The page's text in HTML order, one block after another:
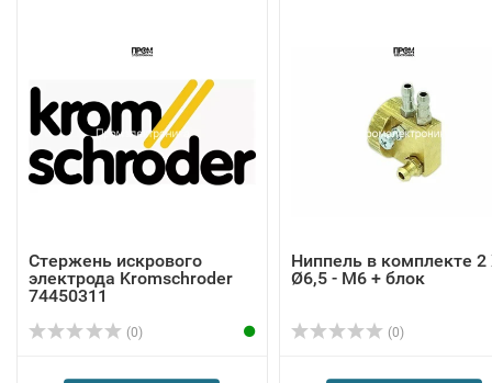
Стержень искрового
электрода Kromschroder
74450311
(0)
Ниппель в комплекте 2
Ø6,5 - M6 + блок
(0)